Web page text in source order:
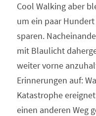
Cool Walking aber
um ein paar
sparen.
mit Blaulicht
weiter vorne
Erinnerungen auf:
Katastrophe
einen anderen Weg